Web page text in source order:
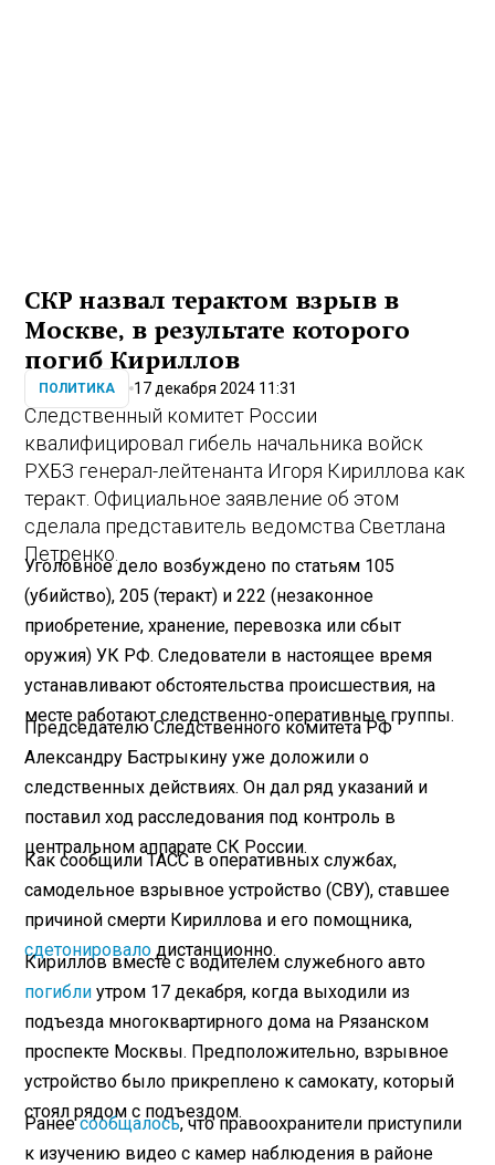
СКР назвал терактом взрыв в
Москве, в результате которого
погиб Кириллов
ПОЛИТИКА 17 декабря 2024 11:31
Следственный комитет России
квалифицировал гибель начальника войск
РХБЗ генерал-лейтенанта Игоря Кириллова как
теракт. Официальное заявление об этом
сделала представитель ведомства Светлана
Петренко.
Уголовное дело возбуждено по статьям 105
(убийство), 205 (теракт) и 222 (незаконное
приобретение, хранение, перевозка или сбыт
оружия) УК РФ. Следователи в настоящее время
устанавливают обстоятельства происшествия, на
месте работают следственно-оперативные группы.
Председателю Следственного комитета РФ
Александру Бастрыкину уже доложили о
следственных действиях. Он дал ряд указаний и
поставил ход расследования под контроль в
центральном аппарате СК России.
Как сообщили ТАСС в оперативных службах,
самодельное взрывное устройство (СВУ), ставшее
причиной смерти Кириллова и его помощника,
сдетонировало дистанционно.
Кириллов вместе с водителем служебного авто
погибли утром 17 декабря, когда выходили из
подъезда многоквартирного дома на Рязанском
проспекте Москвы. Предположительно, взрывное
устройство было прикреплено к самокату, который
стоял рядом с подъездом.
Ранеесообщалось, что правоохранители приступили
к изучению видео с камер наблюдения в районе